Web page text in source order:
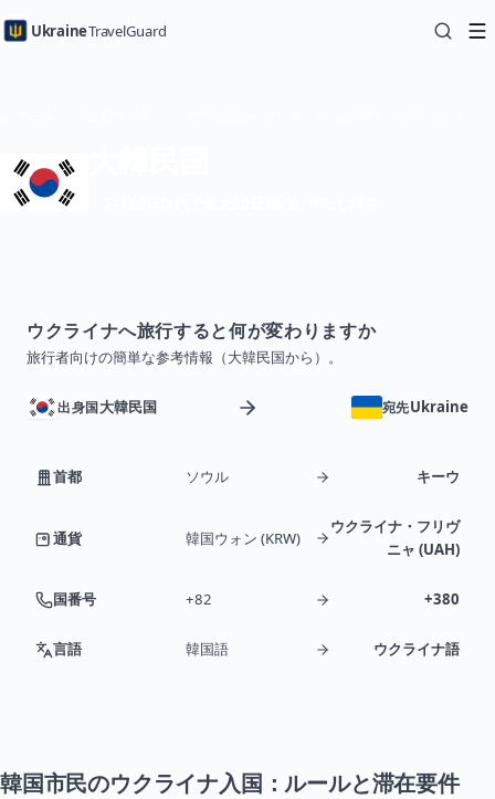
UkraineTravelGuard
ウクライナへ旅行すると何が変わりますか
旅行者向けの簡単な参考情報（大韓民国から）。
出身国大韓民国 宛先Ukraine
首都 ソウル キーウ
通貨 韓国ウォン (KRW)
ウクライナ・フリヴ
ニャ (UAH)
国番号 +82 +380
言語 韓国語 ウクライナ語
韓国市民のウクライナ入国：ルールと滞在要件